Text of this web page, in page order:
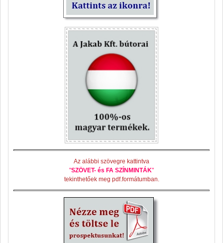
Az alábbi szövegre kattintva
"SZÖVET- és FA SZÍNMINTÁK"
tekinthetőek meg pdf.formátumban.